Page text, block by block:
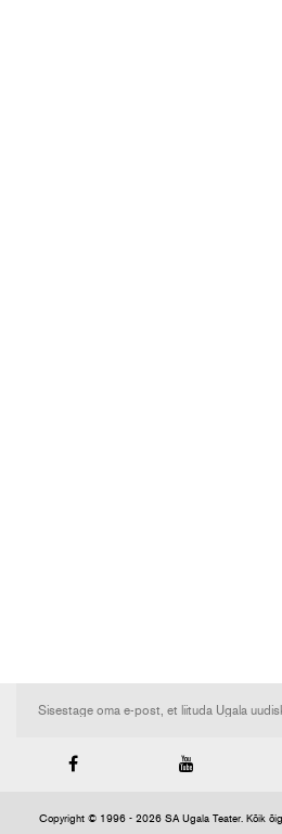
Copyright © 1996 - 2026 SA Ugala Teater. Kõik